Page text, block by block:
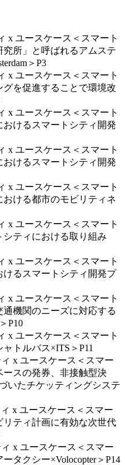
x ユースケース＜スマート
所」と呼ばれるアムステ
＞P3
x ユースケース＜スマート
を促進することで環境改
x ユースケース＜スマート
けるスマートシティ開発
x ユースケース＜スマート
けるスマートシティ開発
x ユースケース＜スマート
ける都市のモビリティネ
x ユースケース＜スマート
ティにおける取り組み
x ユースケース＜スマート
るスマートシティ開発プ
x ユースケース＜スマート
機関のニーズに対応する
P10
x ユースケース＜スマート
トルバス×ITS＞P11
x ユースケース＜スマー
ースの発券、非接触型決
いたチケッティングシステ
x ユースケース＜スマー
リティ計画に有効な次世代
x ユースケース＜スマー
タクシー×Volocopter＞P14